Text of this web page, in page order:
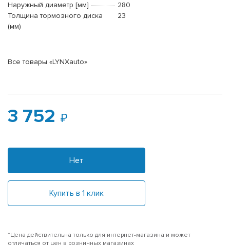
Наружный диаметр [мм]
280
Толщина тормозного диска
(мм)
23
Все товары «LYNXauto»
3 752
Нет
Купить в 1 клик
*Цена действительна только для интернет-магазина и может
отличаться от цен в розничных магазинах